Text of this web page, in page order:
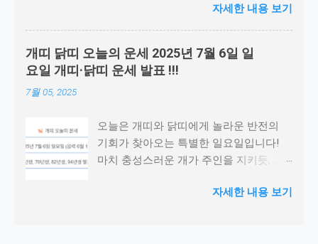
순수함이 모든 장애물을 뛰어넘을 것입니
다. 예상치 못한 기쁜 소식이 전해질 것입
니다. 특히 창의적인 아이디어나 예술적
감각이 빛나는 하루가 될 것입니다. 사람
들과의 소통에서 놀라운 화합을 이룰 것
은 하루를 맞이할 준비를 하세요! 📅 출생
연도별 바로가기 원숭이띠 1956년생 원숭
이띠 1968년생 원숭이띠 1980년생 원숭
년생 양띠 1991년생 양띠 2003년생 🐵 원
자세한 내용 보기
개띠 닭띠 오늘의 운세 2025년 7월 6일 일
요일 개띠·닭띠 운세 발표 !!!
7월 05, 2025
오늘은 개띠와 닭띠에게 놀라운 반전의
기회가 찾아오는 특별한 일요일입니다!
마치 충성스러운 개가 주인을 지키듯, 그
듯, 당신의 성실함과 열정이 드디어 빛을
자세한 내용 보기